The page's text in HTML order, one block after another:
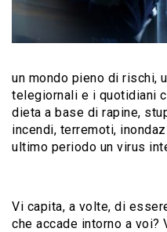
un mondo pieno di rischi,
telegiornali e i quotidiani
dieta a base di rapine,
incendi, terremoti,
ultimo periodo un virus
Vi capita, a volte, di
che accade intorno a